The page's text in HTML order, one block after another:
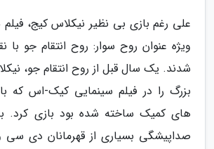
علی رغم بازی بی نظیر نیکلاس کیج،
ویژه عنوان روح سوار: روح انتقام جو با
شدند. یک سال قبل از روح انتقام جو،
بزرگ را در فیلم سینمایی کیک-اس که
های کمیک ساخته شده بود بازی کرد.
صداپیشگی بسیاری از قهرمانان دی سی